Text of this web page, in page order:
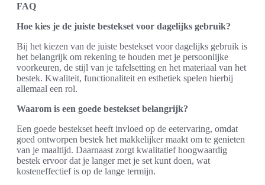
FAQ
Hoe kies je de juiste bestekset voor dagelijks gebruik?
Bij het kiezen van de juiste bestekset voor dagelijks gebruik is
het belangrijk om rekening te houden met je persoonlijke
voorkeuren, de stijl van je tafelsetting en het materiaal van het
bestek. Kwaliteit, functionaliteit en esthetiek spelen hierbij
allemaal een rol.
Waarom is een goede bestekset belangrijk?
Een goede bestekset heeft invloed op de eetervaring, omdat
goed ontworpen bestek het makkelijker maakt om te genieten
van je maaltijd. Daarnaast zorgt kwalitatief hoogwaardig
bestek ervoor dat je langer met je set kunt doen, wat
kosteneffectief is op de lange termijn.